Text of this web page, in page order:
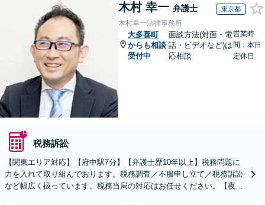
木村 幸一 弁護士 東京都
木村幸一法律事務所
大多喜町
からも相談
受付中
面談方法(対面・電
話・ビデオなど)は
応相談
営業時
間：本日
定休日
税務訴訟
【関東エリア対応】【府中駅7分】【弁護士歴10年以上】税務問題に
力を入れて取り組んでおります。税務調査／不服申し立て／税務訴訟
など幅広く扱っています。税務当局の対応はお任せください。【夜